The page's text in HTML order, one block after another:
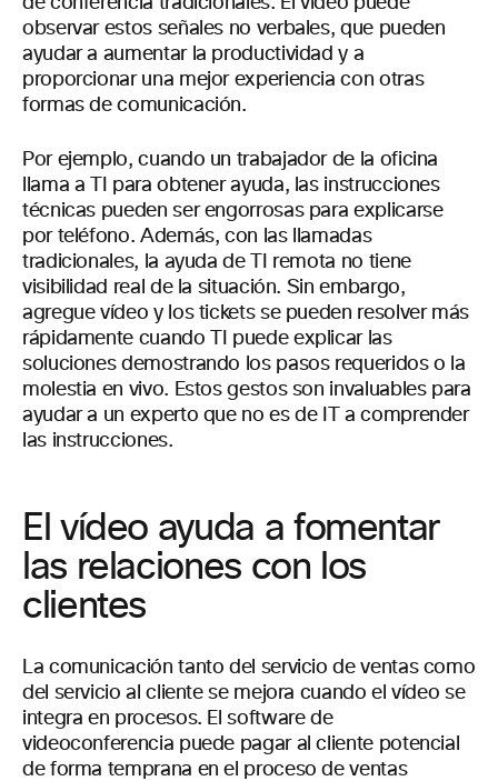
observar estos señales no verbales, que pueden
ayudar a aumentar la productividad y a
proporcionar una mejor experiencia con otras
formas de comunicación.
Por ejemplo, cuando un trabajador de la oficina
llama a TI para obtener ayuda, las instrucciones
técnicas pueden ser engorrosas para explicarse
por teléfono. Además, con las llamadas
tradicionales, la ayuda de TI remota no tiene
visibilidad real de la situación. Sin embargo,
agregue vídeo y los tickets se pueden resolver más
rápidamente cuando TI puede explicar las
soluciones demostrando los pasos requeridos o la
molestia en vivo. Estos gestos son invaluables para
ayudar a un experto que no es de IT a comprender
las instrucciones.
El vídeo ayuda a fomentar
las relaciones con los
clientes
La comunicación tanto del servicio de ventas como
del servicio al cliente se mejora cuando el vídeo se
integra en procesos. El software de
videoconferencia puede pagar al cliente potencial
de forma temprana en el proceso de ventas